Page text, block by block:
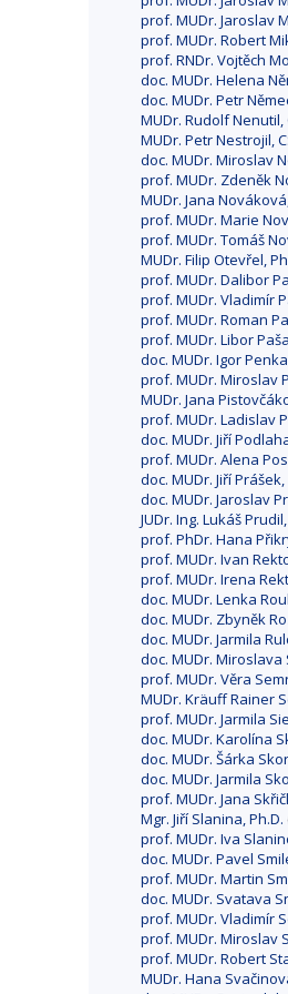
prof. MUDr. Jaroslav
prof. MUDr. Robert
prof. RNDr. Vojtěch
doc. MUDr. Helena
doc. MUDr. Petr
MUDr. Rudolf Nenutil,
MUDr. Petr Nestrojil,
doc. MUDr. Miroslav
prof. MUDr. Zdeněk
MUDr. Jana
prof. MUDr. Marie
prof. MUDr. Tomáš
MUDr. Filip Otevřel,
prof. MUDr. Dalibor
prof. MUDr. Vladimír
prof. MUDr. Roman
prof. MUDr. Libor
doc. MUDr. Igor
prof. MUDr. Miroslav
MUDr. Jana
prof. MUDr. Ladislav
doc. MUDr. Jiří
prof. MUDr. Alena
doc. MUDr. Jiří Prášek,
doc. MUDr. Jaroslav
JUDr. Ing. Lukáš
prof. PhDr. Hana
prof. MUDr. Ivan
prof. MUDr. Irena
doc. MUDr. Lenka
doc. MUDr. Zbyněk
doc. MUDr. Jarmila
doc. MUDr. Miroslava
prof. MUDr. Věra
MUDr. Kräuff Rainer
prof. MUDr. Jarmila
doc. MUDr. Karolína
doc. MUDr. Šárka
doc. MUDr. Jarmila
prof. MUDr. Jana
Mgr. Jiří Slanina, Ph.D.
prof. MUDr. Iva
doc. MUDr. Pavel
prof. MUDr. Martin
doc. MUDr. Svatava
prof. MUDr. Vladimír
prof. MUDr. Miroslav
prof. MUDr. Robert
MUDr. Hana